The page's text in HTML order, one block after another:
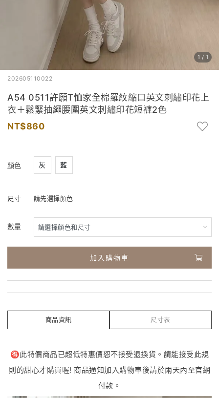
1 / 1
202605110022
A54 0511許願T恤家全棉羅紋縮口英文刺繡印花上
衣＋鬆緊抽繩腰圍英文刺繡印花短褲2色
860
顏色 灰 藍
尺寸 請先選擇顏色
數量
加入購物車
商品資訊 尺寸表
🉐️此特價商品已超低特惠價恕不接受退換貨。請能接受此規
則的甜心才購買喔! 商品通知加入購物車後請於兩天內至官網
付款。